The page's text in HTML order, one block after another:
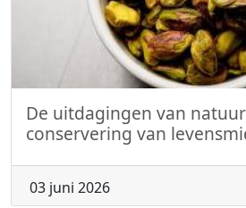
De uitdagingen van
conservering van
03 juni 2026